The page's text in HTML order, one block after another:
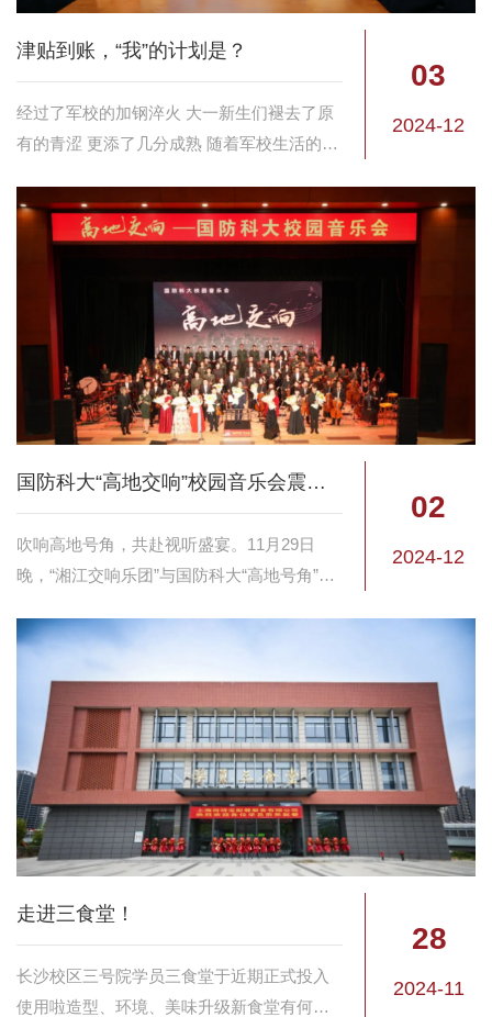
津贴到账，“我”的计划是？
经过了军校的加钢淬火 大一新生们褪去了原
有的青涩 更添了几分成熟 随着军校生活的展
自豪 他们又将如何利用这一笔津贴呢？
03
2024-12
国防科大“高地交响”校园音乐会震撼来袭！
吹响高地号角，共赴视听盛宴。11月29日
晚，“湘江交响乐团”与国防科大“高地号角”军
校区一号院俱乐部成功举行。学校政委陈国
02
2024-12
走进三食堂！
长沙校区三号院学员三食堂于近期正式投入
使用啦造型、环境、美味升级新食堂有何特
28
2024-11